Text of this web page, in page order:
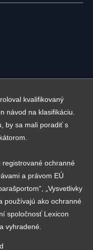
kvalifikovaný
návod na klasifikáciu.
by sa mali poradiť s
registrované ochranné
a právom EÚ
„Vysvetlivky
používajú ako ochranné
spoločnosť Lexicon
vyhradené.